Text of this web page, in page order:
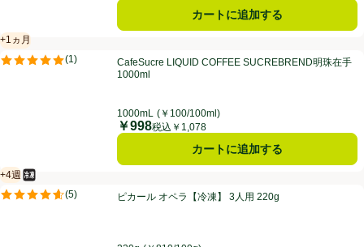
カートに追加する
CafeSucre LIQUID COFFEE SUCREBREND明珠在手 1000ml
+1ヵ月
賞味・消費期限保証：1ヵ月
(1)
評価は1件のレビューで5点中5.0点。CafeSucre LIQUID COFFEE SUCREBREND明珠在手
1000ml
1000mL (￥100/100ml)
価格
￥998税込￥1,078
カートに追加する
ピカール オペラ【冷凍】 3人用 220g
+4週
賞味・消費期限保証：4週間
冷凍食品
(5)
評価は5件のレビューで5点中4.6点。ピカール オペラ【冷凍】 3人用 220g